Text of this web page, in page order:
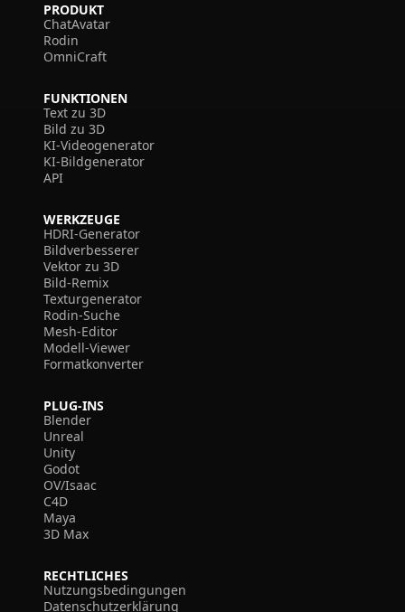
PRODUKT
ChatAvatar
Rodin
OmniCraft
FUNKTIONEN
Text zu 3D
Bild zu 3D
KI-Videogenerator
KI-Bildgenerator
API
WERKZEUGE
HDRI-Generator
Bildverbesserer
Vektor zu 3D
Bild-Remix
Texturgenerator
Rodin-Suche
Mesh-Editor
Modell-Viewer
Formatkonverter
PLUG-INS
Blender
Unreal
Unity
Godot
OV/Isaac
C4D
Maya
3D Max
RECHTLICHES
Nutzungsbedingungen
Datenschutzerklärung